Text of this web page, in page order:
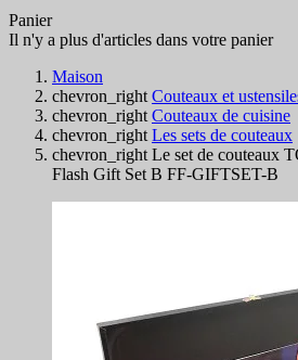
Panier
Il n'y a plus d'articles dans votre panier
Maison
chevron_right Couteaux et
chevron_right Couteaux de cuisine
chevron_right Les sets de couteaux
chevron_right Le set de couteaux
Flash Gift Set B FF-GIFTSET-B